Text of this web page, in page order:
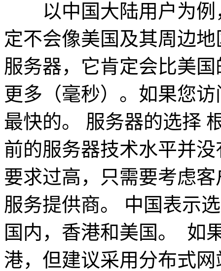
以中国大陆用户为例
定不会像美国及其周边
服务器，它肯定会比美
更多（毫秒）。如果您
最快的。 服务器的选择
前的服务器技术水平并
要求过高，只需要考虑
服务提供商。 中国表示
国内，香港和美国。 如
港，但建议采用分布式